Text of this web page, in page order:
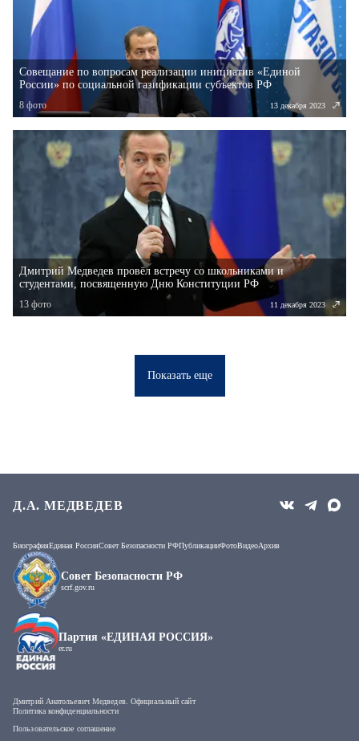
Совещание по вопросам реализации инициатив «Единой
России» по социальной газификации субъектов РФ
8 фото 13 декабря 2023
Дмитрий Медведев провёл встречу со школьниками и
студентами, посвященную Дню Конституции РФ
13 фото 11 декабря 2023
Показать еще
Д.А. МЕДВЕДЕВ
БиографияЕдиная РоссияСовет Безопасности РФПубликацииФотоВидеоАрхив
Совет Безопасности РФ
scrf.gov.ru
Партия «ЕДИНАЯ РОССИЯ»
er.ru
Дмитрий Анатольевич Медведев. Официальный сайт
Политика конфиденциальности
Пользовательское соглашение